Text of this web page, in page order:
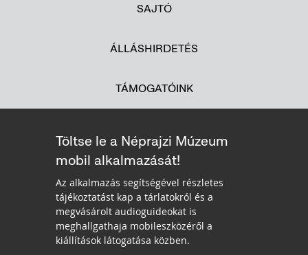
SAJTÓ
ÁLLÁSHIRDETÉS
TÁMOGATÓINK
Töltse le a Néprajzi Múzeum
mobil alkalmazását!
Az alkalmazás segítségével részletes
tájékoztatást kap a tárlatokról és a
megvásárolt audioguideokat is
meghallgathaja mobileszközéről a
kiállítások látogatása közben.